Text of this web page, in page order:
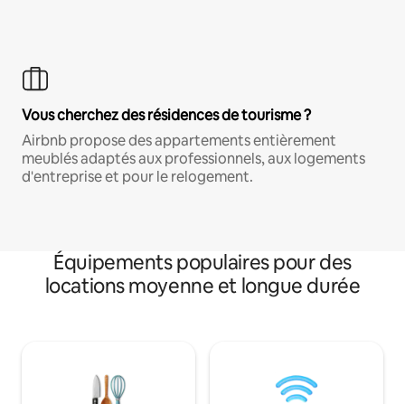
Vous cherchez des résidences de tourisme ?
Airbnb propose des appartements entièrement
meublés adaptés aux professionnels, aux logements
d'entreprise et pour le relogement.
Équipements populaires pour des
locations moyenne et longue durée